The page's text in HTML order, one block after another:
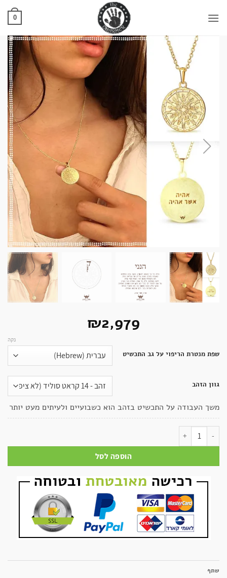
0
₪2,979
שפת מנטרת הריפוי על גב התכשיט
גוון הזהב
נקה
משך העבודה על התכשיט בזהב הוא כשבועיים ולעיתים מעט יותר
כמות של שרשרת מנדלה | תכשיט ריפוי והעצמה – הנני – I Am - זהב 14K
הוספה לסל
שתף